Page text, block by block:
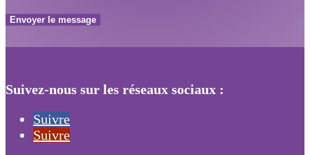
Envoyer le message
Suivez-nous sur les réseaux sociaux :
Suivre
Suivre